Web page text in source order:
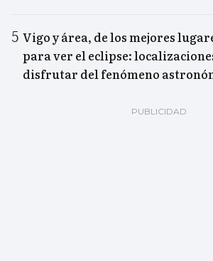
Vigo y área, de los mejores
para ver el eclipse:
disfrutar del fenómeno